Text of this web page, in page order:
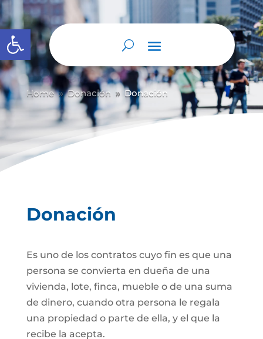
Abrir barra de herramientas
Home 9 Donación 9 Donación
Donación
Es uno de los contratos cuyo fin es que una
persona se convierta en dueña de una
vivienda, lote, finca, mueble o de una suma
de dinero, cuando otra persona le regala
una propiedad o parte de ella, y el que la
recibe la acepta.